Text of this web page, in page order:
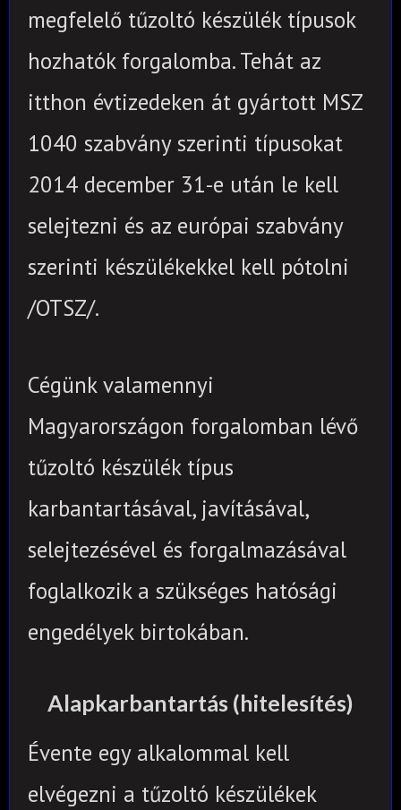
megfelelő tűzoltó készülék típusok
hozhatók forgalomba. Tehát az
itthon évtizedeken át gyártott MSZ
1040 szabvány szerinti típusokat
2014 december 31-e után le kell
selejtezni és az európai szabvány
szerinti készülékekkel kell pótolni
/OTSZ/.
Cégünk valamennyi
Magyarországon forgalomban lévő
tűzoltó készülék típus
karbantartásával, javításával,
selejtezésével és forgalmazásával
foglalkozik a szükséges hatósági
engedélyek birtokában.
Alapkarbantartás (hitelesítés)
Évente egy alkalommal kell
elvégezni a tűzoltó készülékek